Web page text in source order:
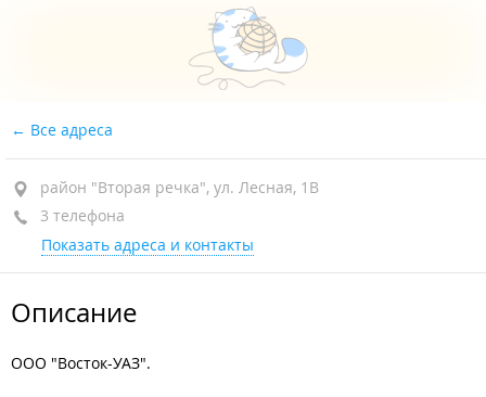
Все адреса
район "Вторая речка", ул. Лесная, 1В
3 телефона
Показать адреса и контакты
Описание
ООО "Восток-УАЗ".